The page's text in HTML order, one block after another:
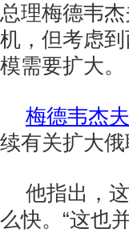
总理梅德韦
机，但考虑
模需要扩大。
梅德韦杰夫
续有关扩大
他指出，
么快。“这也